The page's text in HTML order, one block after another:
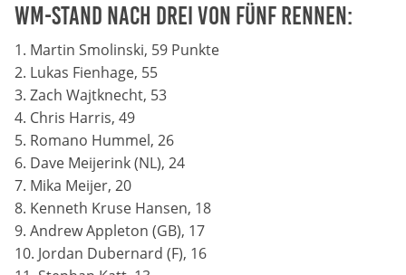
WM-Stand nach drei von fünf Rennen:
1. Martin Smolinski, 59 Punkte
2. Lukas Fienhage, 55
3. Zach Wajtknecht, 53
4. Chris Harris, 49
5. Romano Hummel, 26
6. Dave Meijerink (NL), 24
7. Mika Meijer, 20
8. Kenneth Kruse Hansen, 18
9. Andrew Appleton (GB), 17
10. Jordan Dubernard (F), 16
Cookie Laufzeit:
24 Monate
Medien & externe Dienste
Um Inhalte von Videoplattformen und weiteren externen
Diensten anzeigen zu können, werden von diesen ggf.
Cookies gesetzt. Die Einbindung kann bei Bedarf einzeln
aktiviert werden.
YouTube